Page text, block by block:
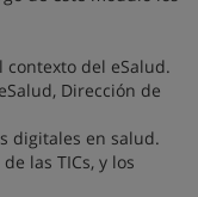
contexto del eSalud.
Dirección de
digitales en salud.
las TICs, y los